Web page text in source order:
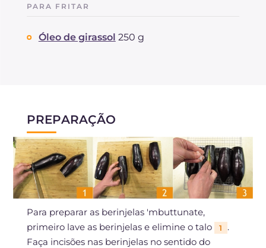
PARA FRITAR
Óleo de girassol 250 g
PREPARAÇÃO
Para preparar as berinjelas 'mbuttunate,
primeiro lave as berinjelas e elimine o talo
1
.
Faça incisões nas berinjelas no sentido do